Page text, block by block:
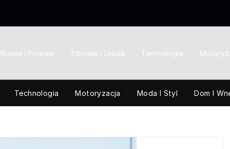
Biznes i Finanse Zdrowie i Uroda Technologia
Technologia Motoryzacja Moda I Styl Dom I